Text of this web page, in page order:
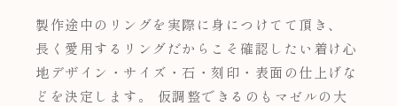
製作途中のリングを実際に身につけてて頂き、
長く愛用するリングだからこそ確認したい着け心
地デザイン・サイズ・石・刻印・表面の仕上げな
どを決定します。 仮調整できるのもマゼルの大